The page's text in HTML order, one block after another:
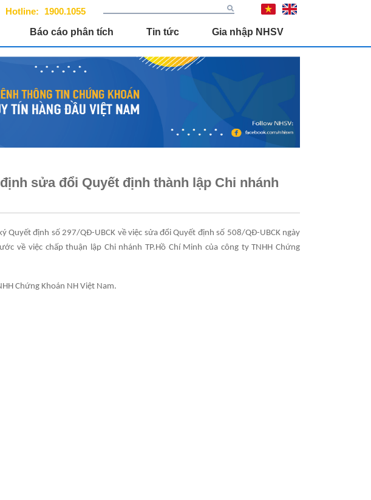
Hotline:
1900.1055
Báo cáo phân tích Tin tức Gia nhập NHSV
sửa đổi Quyết định thành lập Chi nhánh
định số 297/QĐ-UBCK về việc sửa đổi Quyết định số 508/QĐ-UBCK ngày
về việc chấp thuận lập Chi nhánh TP.Hồ Chí Minh của công ty TNHH Chứng
Chứng Khoán NH Việt Nam.